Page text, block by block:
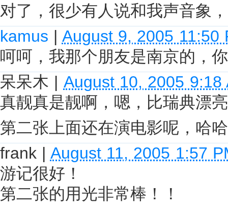
对了，很少有人说和我声音象
kamus | August 9, 2005 11:50
呵呵，我那个朋友是南京的，
呆呆木 | August 10, 2005 9:18
真靓真是靓啊，嗯，比瑞典漂
第二张上面还在演电影呢，哈哈
frank | August 11, 2005 1:57
游记很好！
第二张的用光非常棒！！